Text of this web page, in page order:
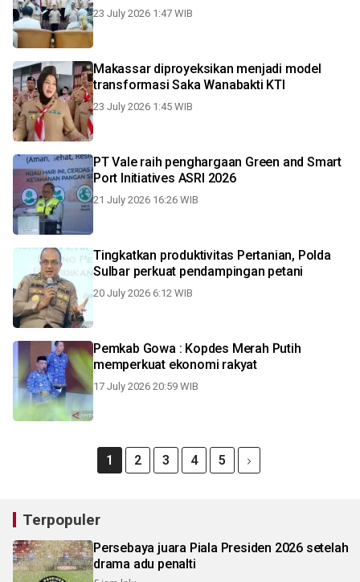
23 July 2026 1:47 WIB
Makassar diproyeksikan menjadi model
transformasi Saka Wanabakti KTI
23 July 2026 1:45 WIB
PT Vale raih penghargaan Green and Smart
Port Initiatives ASRI 2026
21 July 2026 16:26 WIB
Tingkatkan produktivitas Pertanian, Polda
Sulbar perkuat pendampingan petani
20 July 2026 6:12 WIB
Pemkab Gowa : Kopdes Merah Putih
memperkuat ekonomi rakyat
17 July 2026 20:59 WIB
1 2 3 4 5
Terpopuler
Persebaya juara Piala Presiden 2026 setelah
drama adu penalti